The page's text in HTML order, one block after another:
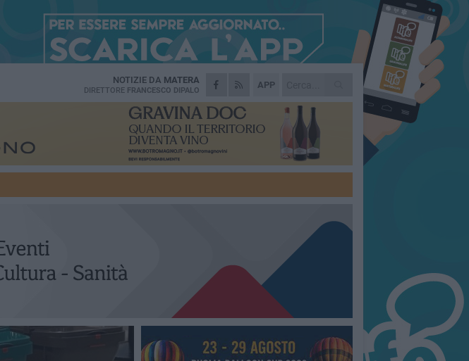
APP
NOTIZIE DA MATERA
DIRETTORE FRANCESCO DIPALO